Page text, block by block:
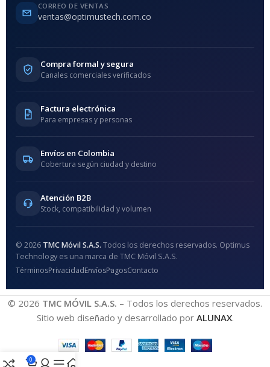
CORREO DE VENTAS
ventas@optimustech.com.co
Compra formal y segura
Canales comerciales verificados
Factura electrónica
Para empresas y personas
Envíos en Colombia
Cobertura según ciudad y destino
Atención B2B
Stock, compatibilidad y volumen
© 2026 TMC Móvil S.A.S. Todos los derechos reservados. Optimus
Technology es una marca de TMC Móvil S.A.S.
TérminosPrivacidadEnvíosPagosContacto
© 2026 TMC MÓVIL S.A.S. – Todos los derechos reservados.
Sitio web diseñado y desarrollado por ALUNAX.
0